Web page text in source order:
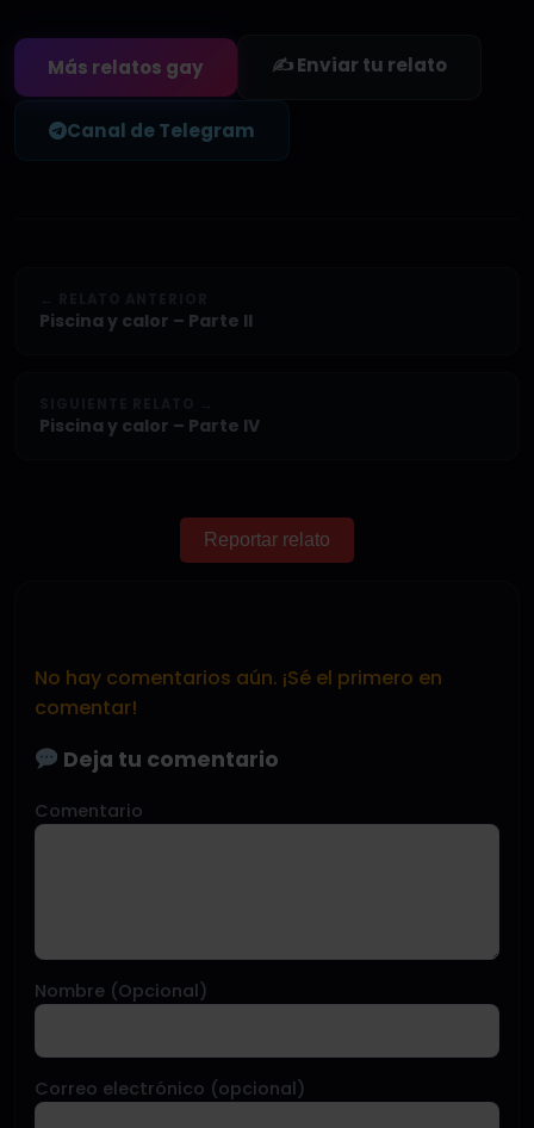
Más relatos gay ✍️ Enviar tu relato
Canal de Telegram
Piscina y calor – Parte II
Piscina y calor – Parte IV
Reportar relato
No hay comentarios aún. ¡Sé el primero en
comentar!
Deja tu comentario
Comentario
Nombre (Opcional)
Correo electrónico (opcional)